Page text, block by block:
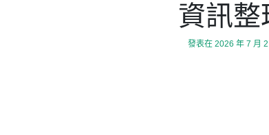
資訊整
發表在 2026 年 7 月 2